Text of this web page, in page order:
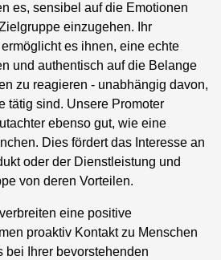
es, sensibel auf die Emotionen
einzugehen. Ihr
es ihnen, eine echte
und authentisch auf die Belange
zu reagieren - unabhängig davon,
tätig sind. Unsere Promoter
ebenso gut, wie eine
Dies fördert das Interesse an
oder der Dienstleistung und
von deren Vorteilen.
eine positive
proaktiv Kontakt zu Menschen
bei Ihrer bevorstehenden